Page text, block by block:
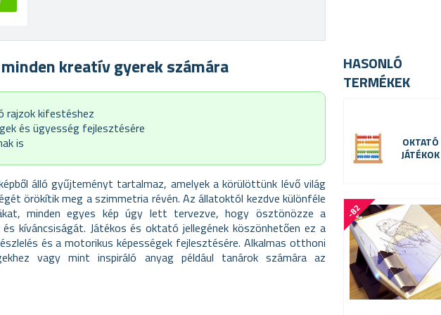
kreatív gyerek számára
rajzok kifestéshez
és ügyesség fejlesztésére
is
álló gyűjteményt tartalmaz, amelyek a körülöttünk lévő világ
örökítik meg a szimmetria révén. Az állatoktól kezdve különféle
minden egyes kép úgy lett tervezve, hogy ösztönözze a
kíváncsiságát. Játékos és oktató jellegének köszönhetően ez a
és a motorikus képességek fejlesztésére. Alkalmas otthoni
vagy mint inspiráló anyag például tanárok számára az
HASONLÓ
TERMÉKEK
OKTATÓ
JÁTÉKOK
-
8
2
%